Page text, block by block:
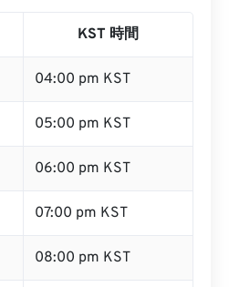
KST 時間
04:00 pm KST
05:00 pm KST
06:00 pm KST
07:00 pm KST
08:00 pm KST